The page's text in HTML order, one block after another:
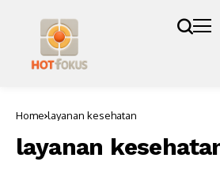
Home layanan kesehatan
layanan